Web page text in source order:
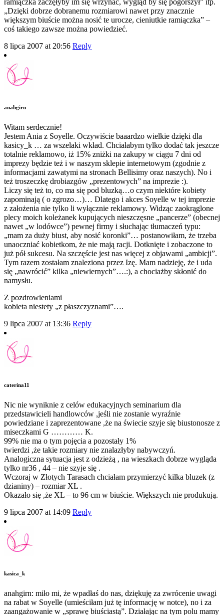
ramiączka zaczęłyby im się wrzynać, wygląd by się pogorszył” itp.
„Dzięki dobrze dobranemu rozmiarowi nawet przy znacznie
większym biuście można nosić te urocze, cieniutkie ramiączka” –
coś takiego zawsze można powiedzieć.
8 lipca 2007 at 20:56 Reply
anahgirn
Witam serdecznie!
Jestem Ania z Soyelle. Oczywiście baaardzo wielkie dzięki dla
kasicy_k … za wszelaki wkład. Chciałabym tylko dodać tak jeszcze
totalnie reklamowo, iż 15% zniżki na zakupy w ciągu 7 dni od
imprezy będzie też i w naszym sklepie internetowym (zgodnie z
informacjami zawatymi na stronach Bellisimy oraz naszych). No i
też troszeczkę drobiazgów „prezentowych” na imprezie :).
Liczy się też to, co ma się pod bluzką…o czym niektóre kobiety
zapominają ( o zgrozo…)… Dlatego i akces Soyelle w tej imprezie
z założenia nie tylko li wyłącznie reklamowy. Widząc zaokrąglone
plecy moich koleżanek kupujących nieszczęsne „pancerze” (obecnej
nawet „w lodówce”) pewnej firmy i słuchając tłumaczeń typu:
„mam za duży biust, aby nosić koronki”… postanowiłam, że trzeba
unaoczniać kobietkom, że nie mają racji. Dotknięte i zobaczone to
już pół sukcesu. Na szczęście jest nas więcej z objawami „ambicji”.
Tym razem zostałam znaleziona przez Izę. Mam nadzieję, że i uda
się „nawrócić” kilka „niewiernych”….:), a chociażby skłonić do
namysłu.
Z pozdrowieniami
kobieta niestety „z płaszczyznami”….
9 lipca 2007 at 13:36 Reply
caterina11
Nic nie wyniknie z celów edukacyjnych seminarium dla
przedstawicieli handlowców ,jeśli nie zostanie wyraźnie
powiedziane i zaprezentowane ,że na świecie szyje się biustonosze z
miseczkami G ………… K.
99% nie ma o tym pojęcia a pozostały 1%
twierdzi ,że takie rozmiary nie znalazłyby nabywczyń.
Analogiczna sytuacja jest z odzieżą , na wieszkach dobrze wygląda
tylko nr36 , 44 – nie szyje się .
Wczoraj w Złotych Tarasach chciałam przymierzyć kilka bluzek (z
dzianiny) – rozmiar XL .
Okazało się ,że XL – to 96 cm w biuście. Większych nie produkują.
9 lipca 2007 at 14:09 Reply
kasica_k
anahgirn: miło mi, że wpadłaś do nas, dziękuję za zwrócenie uwagi
na rabat w Soyelle (umieściłam już tę informację w notce), no i za
zaangażowanie w „sprawę biuściastą”. Działając na tym polu mamy